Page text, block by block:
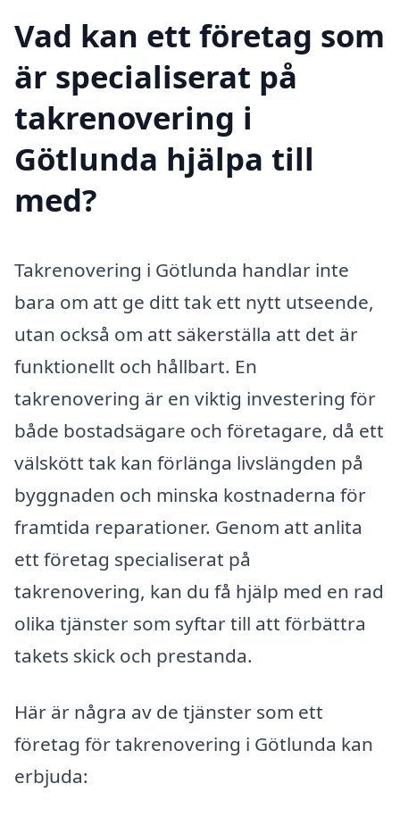
Vad kan ett företag som
är specialiserat på
takrenovering i
Götlunda hjälpa till
med?
Takrenovering i Götlunda handlar inte
bara om att ge ditt tak ett nytt utseende,
utan också om att säkerställa att det är
funktionellt och hållbart. En
takrenovering är en viktig investering för
både bostadsägare och företagare, då ett
välskött tak kan förlänga livslängden på
byggnaden och minska kostnaderna för
framtida reparationer. Genom att anlita
ett företag specialiserat på
takrenovering, kan du få hjälp med en rad
olika tjänster som syftar till att förbättra
takets skick och prestanda.
Här är några av de tjänster som ett
företag för takrenovering i Götlunda kan
erbjuda: